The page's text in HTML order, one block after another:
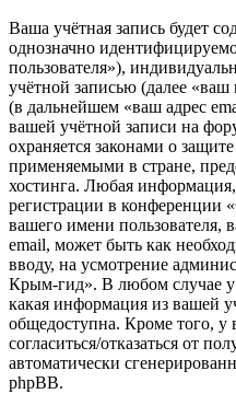
Ваша учётная запись будет
однозначно
пользователя»),
учётной записью (далее
(в дальнейшем «ваш адрес
вашей учётной записи на
охраняется законами о
применяемыми в стране,
хостинга. Любая
регистрации в
вашего имени пользователя,
email, может быть как
вводу, на усмотрение
Крым-гид». В любом случае у
какая информация из вашей
общедоступна. Кроме того, у
согласиться/отказаться от
автоматически
phpBB.